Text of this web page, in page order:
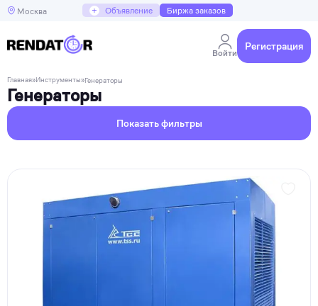
Москва + Объявление Биржа заказов
Войти
Регистрация
Главная»Инструменты»Генераторы
Генераторы
Показать фильтры